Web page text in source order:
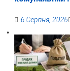
6 Серпня, 2026